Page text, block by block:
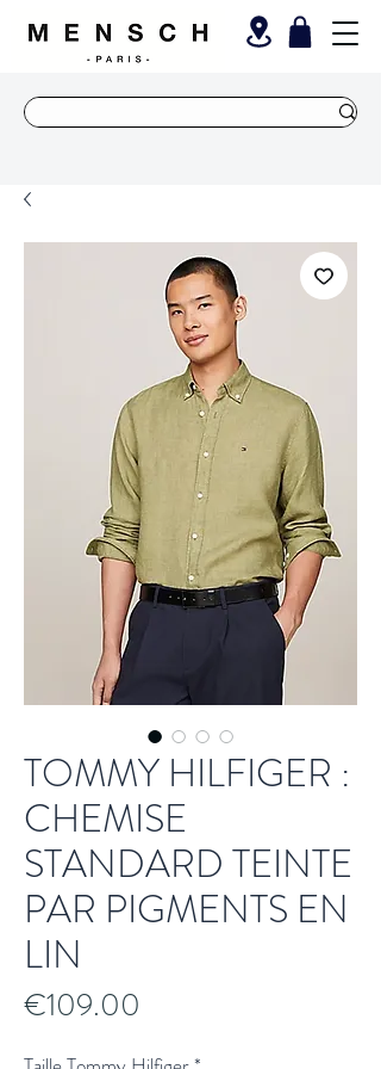
TOMMY HILFIGER :
CHEMISE
STANDARD TEINTE
PAR PIGMENTS EN
LIN
€109.00